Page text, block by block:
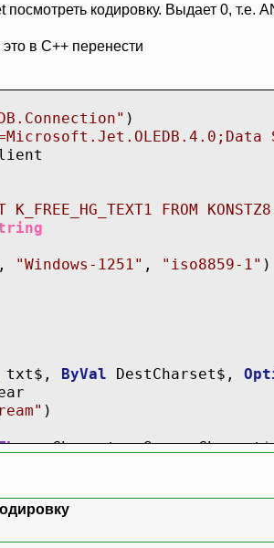
кодировку. Выдает 0, т.е.
в С++ перенести
)
K_FREE_HG_TEXT1 FROM
"Windows-1251" , "iso8859-1" )
txt$, ByVal DestCharset$,
)
.Charset = SourceCharset$